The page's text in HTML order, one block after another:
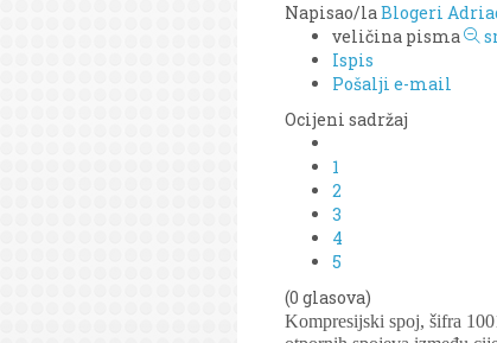
Napisao/laBlogeri
veličina pisma
Ispis
Pošalji e-mail
Ocijeni sadržaj
1
2
3
4
5
(0 glasova)
Kompresijski spoj, šifra